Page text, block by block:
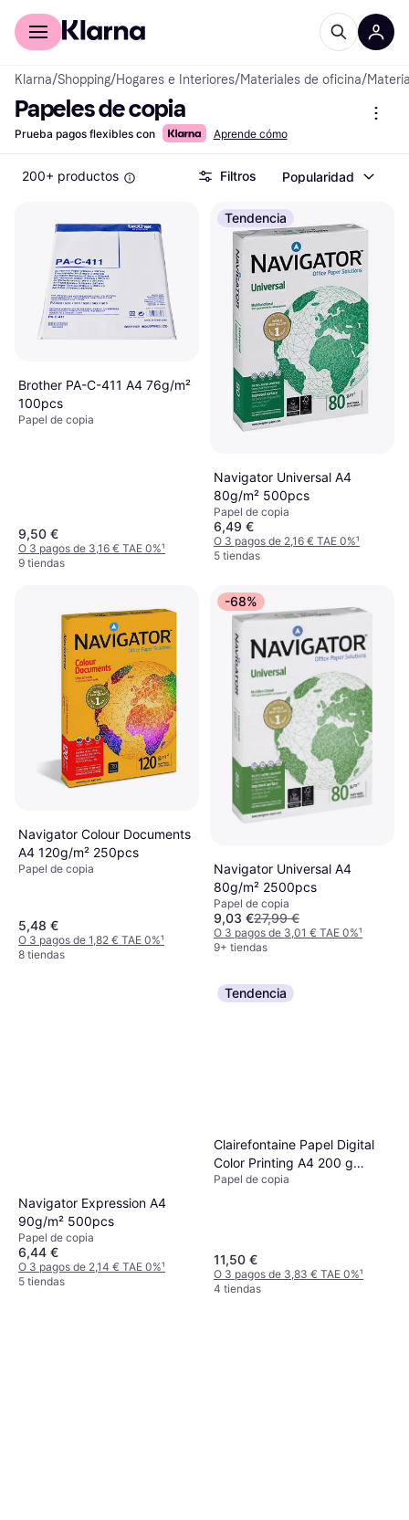
Comprar con Klarna
Klarna/Shopping/Hogares e Interiores/Materiales de oficina/
Papeles de copia
Prueba pagos flexibles con Aprende cómo
200+ productos Filtros Popularidad
Brother PA-C-411 A4 76g/m²
100pcs
Papel de copia
9,50 €
O 3 pagos de 3,16 € TAE 0%¹
9 tiendas
Tendencia
Navigator Universal A4
80g/m² 500pcs
Papel de copia
6,49 €
O 3 pagos de 2,16 € TAE 0%¹
5 tiendas
Navigator Colour Documents
A4 120g/m² 250pcs
Papel de copia
5,48 €
O 3 pagos de 1,82 € TAE 0%¹
8 tiendas
-68%
Navigator Universal A4
80g/m² 2500pcs
Papel de copia
9,03 €27,99 €
O 3 pagos de 3,01 € TAE 0%¹
9+ tiendas
Navigator Expression A4
90g/m² 500pcs
Papel de copia
6,44 €
O 3 pagos de 2,14 € TAE 0%¹
5 tiendas
Tendencia
Clairefontaine Papel Digital
Color Printing A4 200 g
Paquete de 250 hojas
Papel de copia
11,50 €
O 3 pagos de 3,83 € TAE 0%¹
4 tiendas